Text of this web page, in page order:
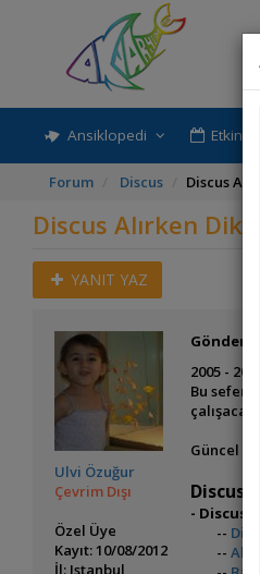
Ansiklopedi
Forum Discus Discus
Discus Alırken
YANIT YAZ
Ulvi Özuğur
Çevrim Dışı
Özel Üye
Kayıt: 10/08/2012
İl: Istanbul
2005 -
Bu sefer
Güncel
Discus
- Discus
--
--